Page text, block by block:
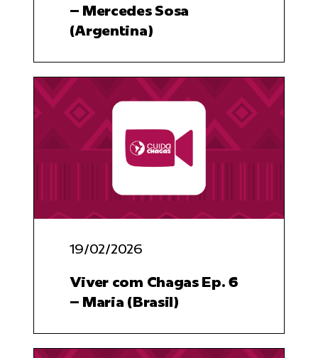
– Mercedes Sosa
(Argentina)
19/02/2026
Viver com Chagas Ep. 6
– Maria (Brasil)